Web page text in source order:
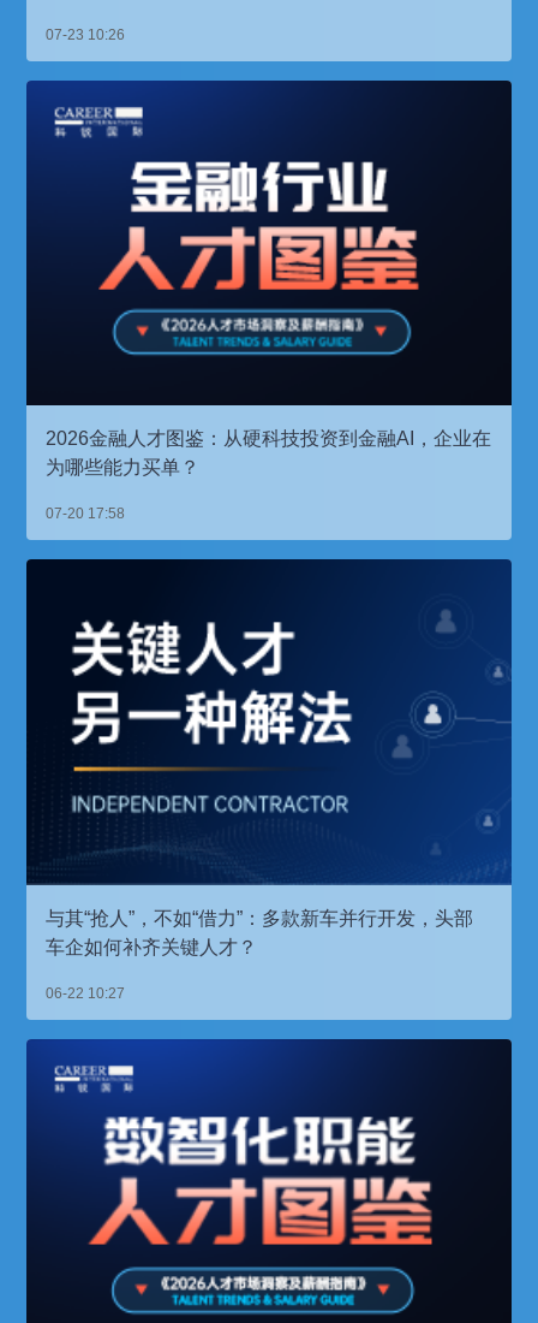
07-23 10:26
2026金融人才图鉴：从硬科技投资到金融AI，企业在
为哪些能力买单？
07-20 17:58
与其“抢人”，不如“借力”：多款新车并行开发，头部
车企如何补齐关键人才？
06-22 10:27